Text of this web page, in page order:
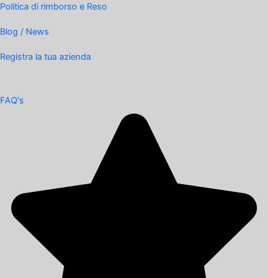
Politica di rimborso e Reso
Blog / News
Registra la tua azienda
FAQ's